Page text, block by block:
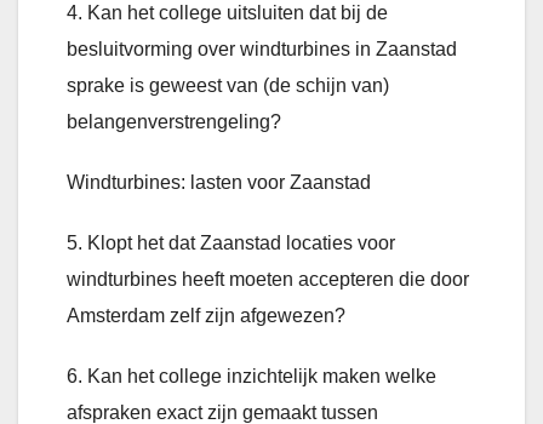
4. Kan het college uitsluiten dat bij de
besluitvorming over windturbines in Zaanstad
sprake is geweest van (de schijn van)
belangenverstrengeling?
Windturbines: lasten voor Zaanstad
5. Klopt het dat Zaanstad locaties voor
windturbines heeft moeten accepteren die door
Amsterdam zelf zijn afgewezen?
6. Kan het college inzichtelijk maken welke
afspraken exact zijn gemaakt tussen